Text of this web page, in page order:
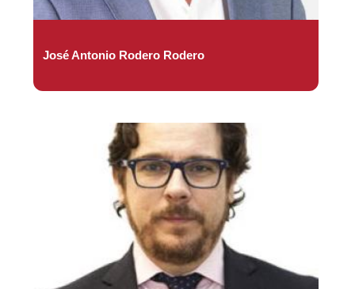
José Antonio Rodero Rodero